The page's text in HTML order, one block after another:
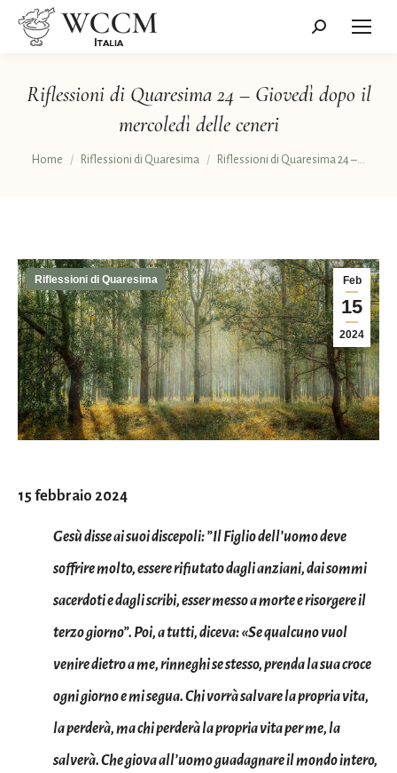
Cerca:
Riflessioni di Quaresima 24 – Giovedì dopo il
mercoledì delle ceneri
Tu sei qui:
Home Riflessioni di Quaresima Riflessioni di Quaresima 24 –…
Feb
15
2024
Riflessioni di Quaresima
15 febbraio 2024
Gesù disse ai suoi discepoli: ”Il Figlio dell’uomo deve
soffrire molto, essere rifiutato dagli anziani, dai sommi
sacerdoti e dagli scribi, esser messo a morte e risorgere il
terzo giorno”. Poi, a tutti, diceva: «Se qualcuno vuol
venire dietro a me, rinneghi se stesso, prenda la sua croce
ogni giorno e mi segua. Chi vorrà salvare la propria vita,
la perderà, ma chi perderà la propria vita per me, la
salverà. Che giova all’uomo guadagnare il mondo intero,